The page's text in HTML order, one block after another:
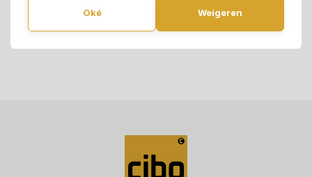
Oké Weigeren